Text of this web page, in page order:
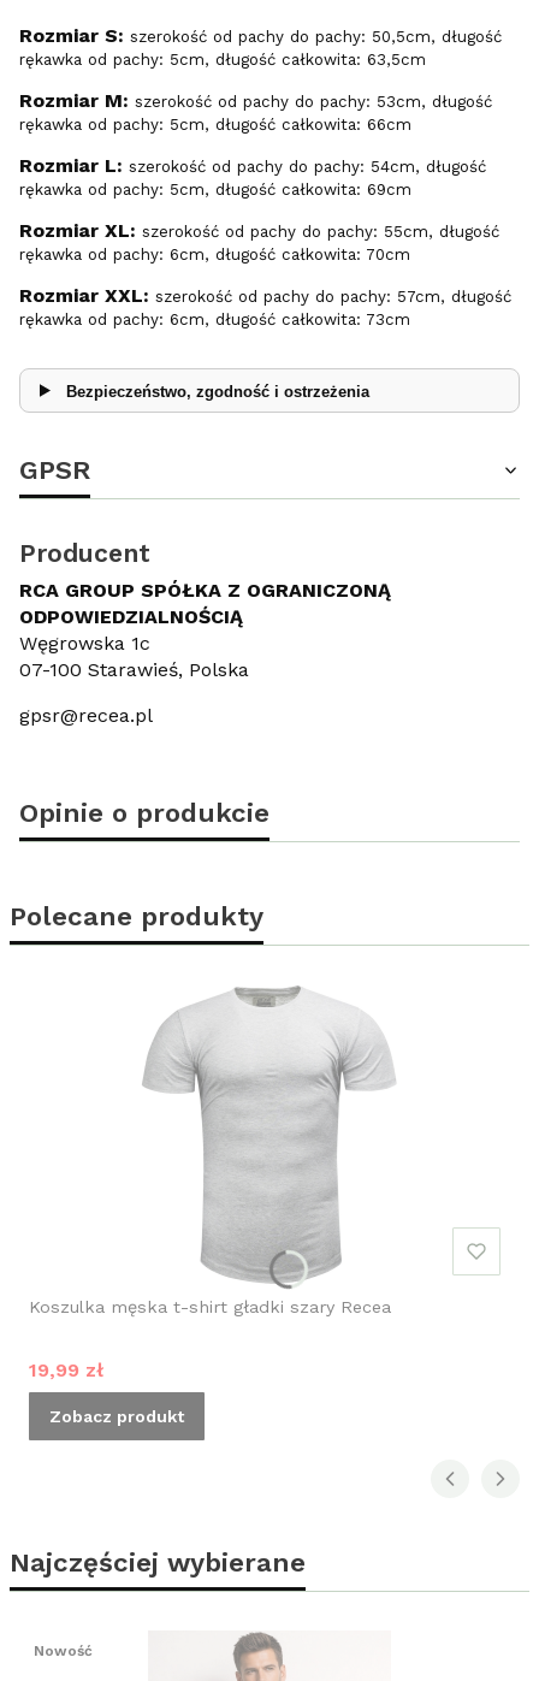
Rozmiar S: szerokość od pachy do pachy: 50,5cm, długość
rękawka od pachy: 5cm, długość całkowita: 63,5cm
Rozmiar M: szerokość od pachy do pachy: 53cm, długość
rękawka od pachy: 5cm, długość całkowita: 66cm
Rozmiar L: szerokość od pachy do pachy: 54cm, długość
rękawka od pachy: 5cm, długość całkowita: 69cm
Rozmiar XL: szerokość od pachy do pachy: 55cm, długość
rękawka od pachy: 6cm, długość całkowita: 70cm
Rozmiar XXL: szerokość od pachy do pachy: 57cm, długość
rękawka od pachy: 6cm, długość całkowita: 73cm
Bezpieczeństwo, zgodność i ostrzeżenia
GPSR
Producent
RCA GROUP SPÓŁKA Z OGRANICZONĄ
ODPOWIEDZIALNOŚCIĄ
Węgrowska 1c
07-100 Starawieś, Polska
gpsr@recea.pl
Opinie o produkcie
Polecane produkty
Koszulka męska t-shirt gładki szary Recea
Cena promocyjna
19,99 zł
Zobacz produkt
Najczęściej wybierane
Nowość